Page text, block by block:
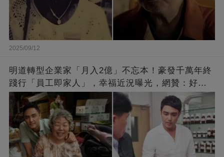
2025/09/12
明道轉型企業家「月入2億」不忘本！豪發千萬年終
踐行「員工即家人」，幸福近況曝光，網贊：好老
闆的福報